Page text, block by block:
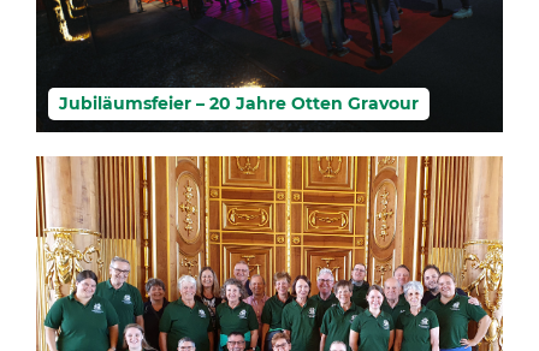
Jubiläumsfeier – 20 Jahre Otten Gravour